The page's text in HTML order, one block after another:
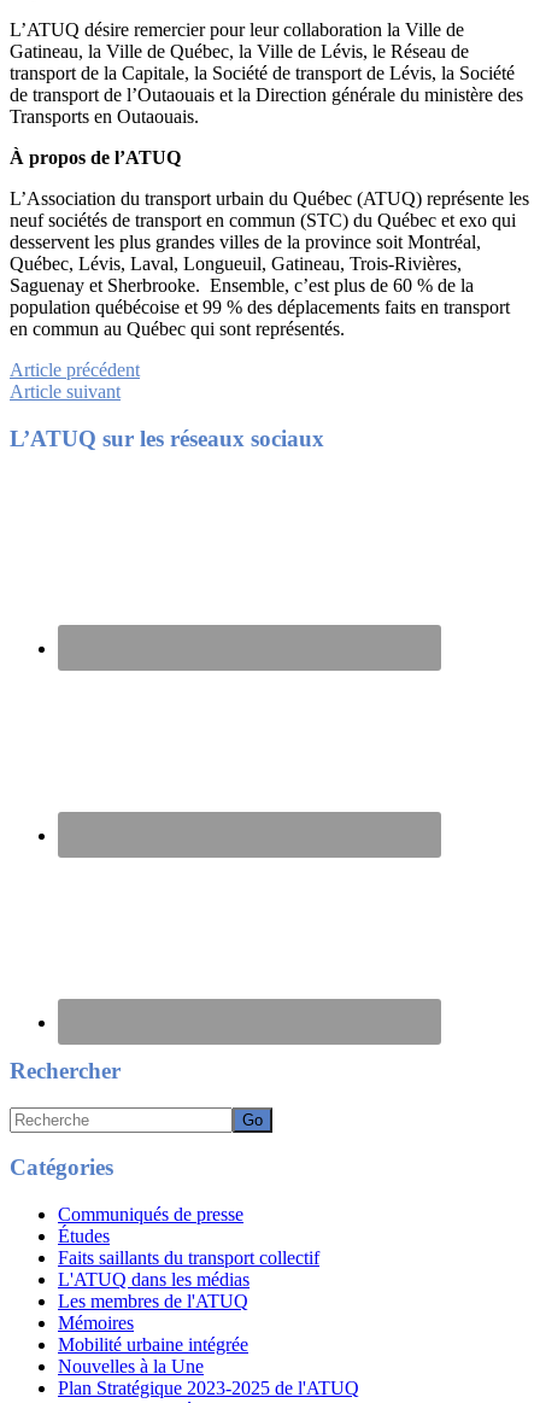
L’ATUQ désire remercier pour leur collaboration la Ville de
Gatineau, la Ville de Québec, la Ville de Lévis, le Réseau de
transport de la Capitale, la Société de transport de Lévis, la Société
de transport de l’Outaouais et la Direction générale du ministère des
Transports en Outaouais.
À propos de l’ATUQ
L’Association du transport urbain du Québec (ATUQ) représente les
neuf sociétés de transport en commun (STC) du Québec et exo qui
desservent les plus grandes villes de la province soit Montréal,
Québec, Lévis, Laval, Longueuil, Gatineau, Trois-Rivières,
Saguenay et Sherbrooke. Ensemble, c’est plus de 60 % de la
population québécoise et 99 % des déplacements faits en transport
en commun au Québec qui sont représentés.
Article précédent
Article suivant
Footer
L’ATUQ sur les réseaux sociaux
Rechercher
Recherche
Catégories
Communiqués de presse
Études
Faits saillants du transport collectif
L'ATUQ dans les médias
Les membres de l'ATUQ
Mémoires
Mobilité urbaine intégrée
Nouvelles à la Une
Plan Stratégique 2023-2025 de l'ATUQ